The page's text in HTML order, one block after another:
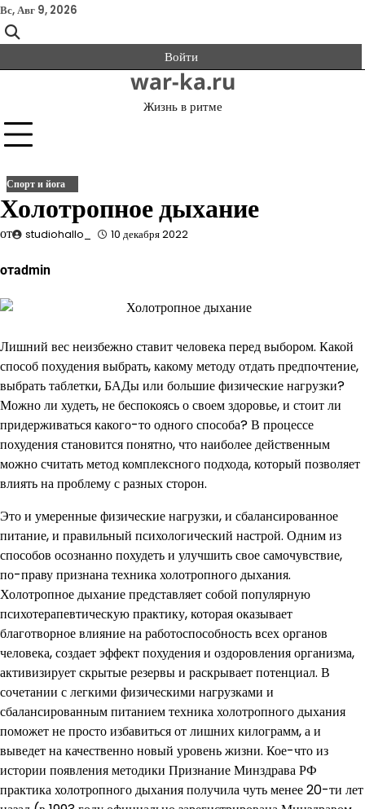
Перейти
к
содержимому
Вс, Авг 9, 2026
Войти
war-ka.ru
Жизнь в ритме
Спорт и йога
Холотропное дыхание
от studiohallo_ 10 декабря 2022
отadmin
Лишний вес неизбежно ставит человека перед выбором. Какой
способ похудения выбрать, какому методу отдать предпочтение,
выбрать таблетки, БАДы или большие физические нагрузки?
Можно ли худеть, не беспокоясь о своем здоровье, и стоит ли
придерживаться какого-то одного способа? В процессе
похудения становится понятно, что наиболее действенным
можно считать метод комплексного подхода, который позволяет
влиять на проблему с разных сторон.
Это и умеренные физические нагрузки, и сбалансированное
питание, и правильный психологический настрой. Одним из
способов осознанно похудеть и улучшить свое самочувствие,
по-праву признана техника холотропного дыхания.
Холотропное дыхание представляет собой популярную
психотерапевтическую практику, которая оказывает
благотворное влияние на работоспособность всех органов
человека, создает эффект похудения и оздоровления организма,
активизирует скрытые резервы и раскрывает потенциал. В
сочетании с легкими физическими нагрузками и
сбалансированным питанием техника холотропного дыхания
поможет не просто избавиться от лишних килограмм, а и
выведет на качественно новый уровень жизни. Кое-что из
истории появления методики Признание Минздрава РФ
практика холотропного дыхания получила чуть менее 20-ти лет